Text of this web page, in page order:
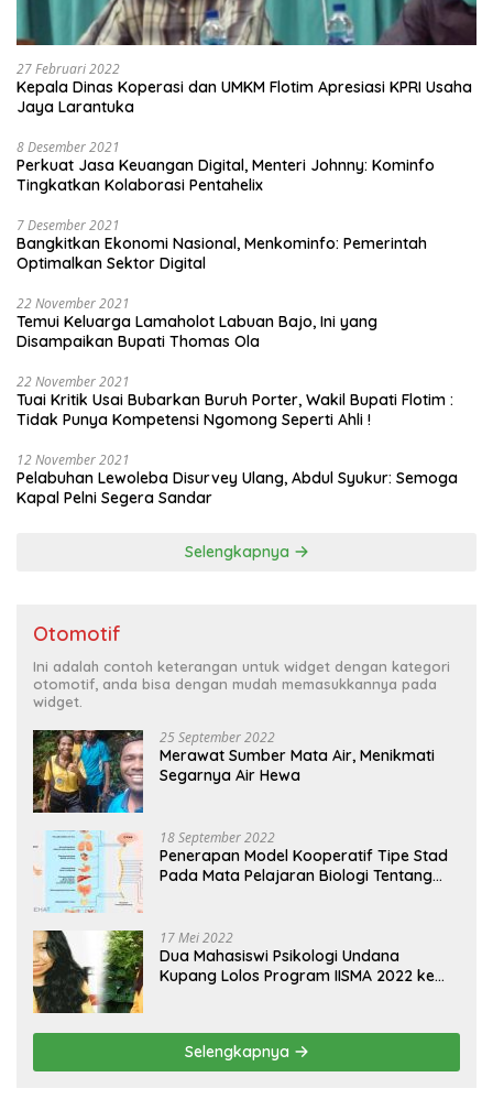
27 Februari 2022
Kepala Dinas Koperasi dan UMKM Flotim Apresiasi KPRI Usaha
Jaya Larantuka
8 Desember 2021
Perkuat Jasa Keuangan Digital, Menteri Johnny: Kominfo
Tingkatkan Kolaborasi Pentahelix
7 Desember 2021
Bangkitkan Ekonomi Nasional, Menkominfo: Pemerintah
Optimalkan Sektor Digital
22 November 2021
Temui Keluarga Lamaholot Labuan Bajo, Ini yang
Disampaikan Bupati Thomas Ola
22 November 2021
Tuai Kritik Usai Bubarkan Buruh Porter, Wakil Bupati Flotim :
Tidak Punya Kompetensi Ngomong Seperti Ahli !
12 November 2021
Pelabuhan Lewoleba Disurvey Ulang, Abdul Syukur: Semoga
Kapal Pelni Segera Sandar
Selengkapnya
Otomotif
Ini adalah contoh keterangan untuk widget dengan kategori
otomotif, anda bisa dengan mudah memasukkannya pada
widget.
25 September 2022
Merawat Sumber Mata Air, Menikmati
Segarnya Air Hewa
18 September 2022
Penerapan Model Kooperatif Tipe Stad
Pada Mata Pelajaran Biologi Tentang
17 Mei 2022
Dua Mahasiswi Psikologi Undana
Kupang Lolos Program IISMA 2022 ke
Selengkapnya